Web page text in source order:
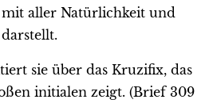
mit aller Natürlichkeit und
sie über das Kruzifix, das
initialen zeigt. (Brief 309